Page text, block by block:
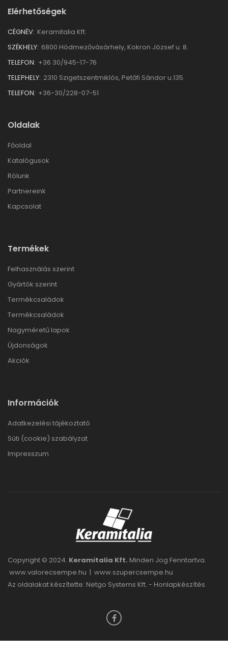
Elérhetőségek
CÉGNÉV: Keramitalia Kft.
SZÉKHELY: 6800 Hódmezővásárhely, Kokron József u. 8.
TELEFON: +36 30/945-17-76
TELEPHELY: 2310 Szigetszentmiklós, Petőfi Sándor u.135.
TELEFON: +36-30/228-07-51
Oldalak
Főoldal
Katalógusok
Rólunk
Partnereink
Kapcsolat
Termékek
Felhasználás szerint
Gyártók szerint
Termékcsaládok
Termékcsaládok
Nagyméretű lapok
Újdonságok
Akciók
Információk
Adatkezelési tájékoztató
Süti (cookie) szabályzat
Impresszum
Copyright © 2024. Keramitalia Kft. Minden Jog Fenntartva.
www.valorecsempe.hu | www.szupercsempe.hu
Az oldalakat készítette: Netgo Systems Kft. - Honlapkészítés